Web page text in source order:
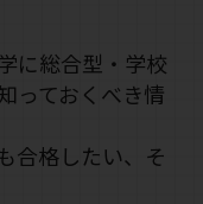
に総合型・学校
っておくべき情
合格したい、そ